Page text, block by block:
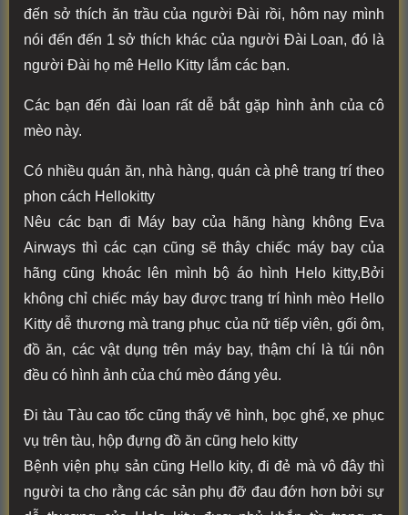
đến sở thích ăn trầu của người Đài rồi, hôm nay mình
nói đến đến 1 sở thích khác của người Đài Loan, đó là
người Đài họ mê Hello Kitty lắm các bạn.
Các bạn đến đài loan rất dễ bắt gặp hình ảnh của cô
mèo này.
Có nhiều quán ăn, nhà hàng, quán cà phê trang trí theo
phon cách Hellokitty
Nêu các bạn đi Máy bay của hãng hàng không Eva
Airways thì các cạn cũng sẽ thây chiếc máy bay của
hãng cũng khoác lên mình bộ áo hình Helo kitty,Bởi
không chỉ chiếc máy bay được trang trí hình mèo Hello
Kitty dễ thương mà trang phục của nữ tiếp viên, gối ôm,
đồ ăn, các vật dụng trên máy bay, thậm chí là túi nôn
đều có hình ảnh của chú mèo đáng yêu.
Đi tàu Tàu cao tốc cũng thấy vẽ hình, bọc ghế, xe phục
vụ trên tàu, hộp đựng đồ ăn cũng helo kitty
Bệnh viện phụ sản cũng Hello kity, đi đẻ mà vô đây thì
người ta cho rằng các sản phụ đỡ đau đớn hơn bởi sự